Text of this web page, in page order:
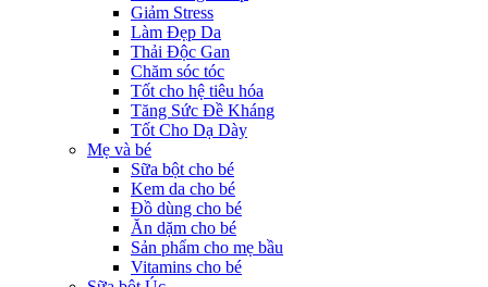
Giảm Stress
Làm Đẹp Da
Thải Độc Gan
Chăm sóc tóc
Tốt cho hệ tiêu hóa
Tăng Sức Đề Kháng
Tốt Cho Dạ Dày
Mẹ và bé
Sữa bột cho bé
Kem da cho bé
Đồ dùng cho bé
Ăn dặm cho bé
Sản phẩm cho mẹ bầu
Vitamins cho bé